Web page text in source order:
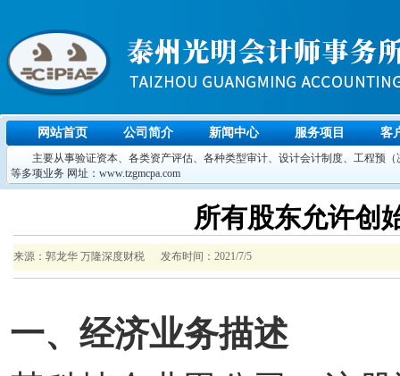
网站首页 公司简介 新闻中心 服务项目 客
主要从事验证资本、各类资产评估、各种类型审计、设计会计制度、工程预（
等多项业务 网址：www.tzgmcpa.com
所有股东允许创
来源：郭龙华 万隆深度财税 发布时间：2021/7/5
一、经济业务描述